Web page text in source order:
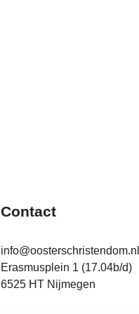
Contact
info@oosterschristendom.nl
Erasmusplein 1 (17.04b/d)
6525 HT Nijmegen